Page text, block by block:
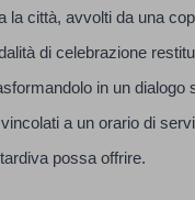
la città, avvolti da una
di celebrazione
in un
a un orario di
possa offrire.